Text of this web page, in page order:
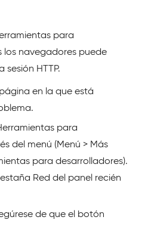
para
los navegadores puede
HTTP.
en la que está
para
del menú (Menú > Más
para desarrolladores).
Red del panel recién
de que el botón